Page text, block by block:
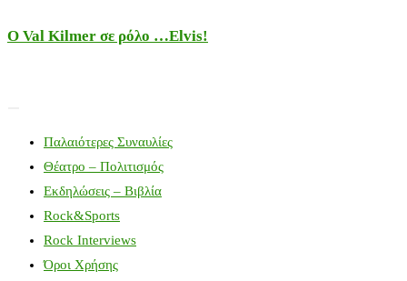
Ο Val Kilmer σε ρόλο …Elvis!
Παλαιότερες Συναυλίες
Θέατρο – Πολιτισμός
Εκδηλώσεις – Βιβλία
Rock&Sports
Rock Interviews
Όροι Χρήσης